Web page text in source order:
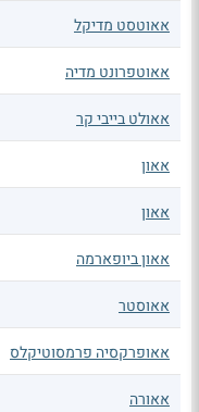
אאוטסט מדיקל
אאוטפרונט מדיה
אאולט בייבי קר
אאון
אאון
אאון ביופארמה
אאוסטר
אאופרקסיה פרמסוטיקלס
אאורה